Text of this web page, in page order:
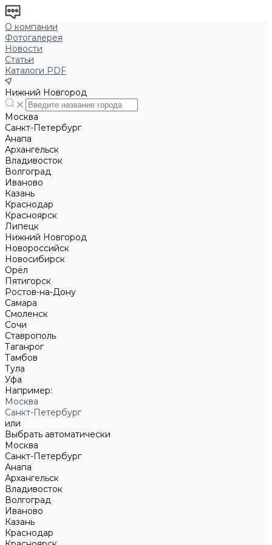
О компании
Фотогалерея
Новости
Статьи
Каталоги PDF
Нижний Новгород
Москва
Санкт-Петербург
Анапа
Архангельск
Владивосток
Волгоград
Иваново
Казань
Краснодар
Красноярск
Липецк
Нижний Новгород
Новороссийск
Новосибирск
Орёл
Пятигорск
Ростов-на-Дону
Самара
Смоленск
Сочи
Ставрополь
Таганрог
Тамбов
Тула
Уфа
Например:
Москва
Санкт-Петербург
или
Выбрать автоматически
Москва
Санкт-Петербург
Анапа
Архангельск
Владивосток
Волгоград
Иваново
Казань
Краснодар